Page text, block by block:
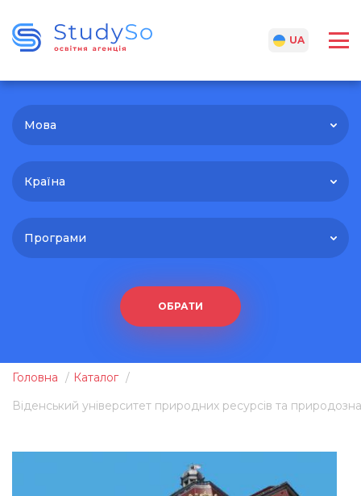
UA
Мова
Країна
Програми
ОБРАТИ
Головна
Каталог
Віденський університет природних ресурсів та